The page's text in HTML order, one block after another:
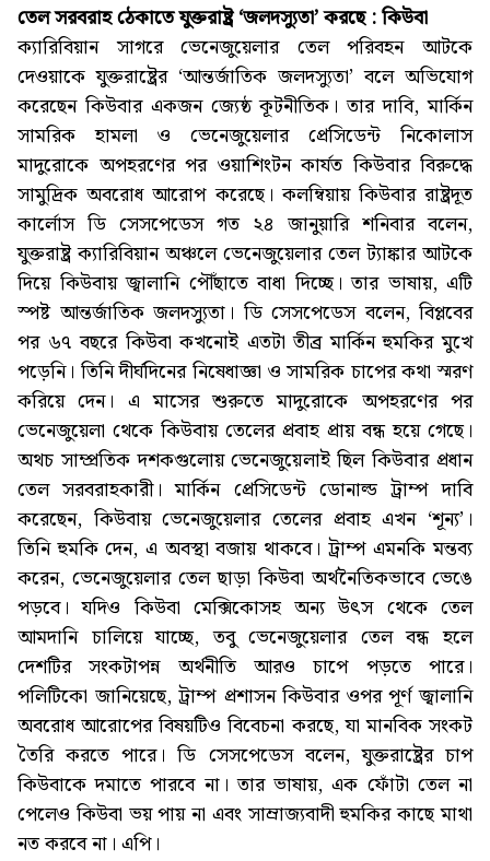
তেল সরবরাহ ঠেকাতে যুক্তরাষ্ট্র ‘জলদস্যুতা’ করছে : কিউবা
ক্যারিবিয়ান সাগরে ভেনেজুয়েলার তেল পরিবহন আটকে
দেওয়াকে যুক্তরাষ্ট্রের ‘আন্তর্জাতিক জলদস্যুতা’ বলে অভিযোগ
করেছেন কিউবার একজন জ্যেষ্ঠ কূটনীতিক। তার দাবি, মার্কিন
সামরিক হামলা ও ভেনেজুয়েলার প্রেসিডেন্ট নিকোলাস
মাদুরোকে অপহরণের পর ওয়াশিংটন কার্যত কিউবার বিরুদ্ধে
সামুদ্রিক অবরোধ আরোপ করেছে। কলম্বিয়ায় কিউবার রাষ্ট্রদূত
কার্লোস ডি সেসপেডেস গত ২৪ জানুয়ারি শনিবার বলেন,
যুক্তরাষ্ট্র ক্যারিবিয়ান অঞ্চলে ভেনেজুয়েলার তেল ট্যাঙ্কার আটকে
দিয়ে কিউবায় জ্বালানি পৌঁছাতে বাধা দিচ্ছে। তার ভাষায়, এটি
স্পষ্ট আন্তর্জাতিক জলদস্যুতা। ডি সেসপেডেস বলেন, বিপ্লবের
পর ৬৭ বছরে কিউবা কখনোই এতটা তীব্র মার্কিন হুমকির মুখে
পড়েনি। তিনি দীর্ঘদিনের নিষেধাজ্ঞা ও সামরিক চাপের কথা স্মরণ
করিয়ে দেন। এ মাসের শুরুতে মাদুরোকে অপহরণের পর
ভেনেজুয়েলা থেকে কিউবায় তেলের প্রবাহ প্রায় বন্ধ হয়ে গেছে।
অথচ সাম্প্রতিক দশকগুলোয় ভেনেজুয়েলাই ছিল কিউবার প্রধান
তেল সরবরাহকারী। মার্কিন প্রেসিডেন্ট ডোনাল্ড ট্রাম্প দাবি
করেছেন, কিউবায় ভেনেজুয়েলার তেলের প্রবাহ এখন ‘শূন্য’।
তিনি হুমকি দেন, এ অবস্থা বজায় থাকবে। ট্রাম্প এমনকি মন্তব্য
করেন, ভেনেজুয়েলার তেল ছাড়া কিউবা অর্থনৈতিকভাবে ভেঙে
পড়বে। যদিও কিউবা মেক্সিকোসহ অন্য উৎস থেকে তেল
আমদানি চালিয়ে যাচ্ছে, তবু ভেনেজুয়েলার তেল বন্ধ হলে
দেশটির সংকটাপন্ন অর্থনীতি আরও চাপে পড়তে পারে।
পলিটিকো জানিয়েছে, ট্রাম্প প্রশাসন কিউবার ওপর পূর্ণ জ্বালানি
অবরোধ আরোপের বিষয়টিও বিবেচনা করছে, যা মানবিক সংকট
তৈরি করতে পারে। ডি সেসপেডেস বলেন, যুক্তরাষ্ট্রের চাপ
কিউবাকে দমাতে পারবে না। তার ভাষায়, এক ফোঁটা তেল না
পেলেও কিউবা ভয় পায় না এবং সাম্রাজ্যবাদী হুমকির কাছে মাথা
নত করবে না। এপি।